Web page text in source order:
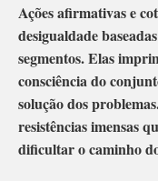
Ações afirmativas e
desigualdade
segmentos. Elas
consciência do
solução dos
resistências imensas
dificultar o caminho